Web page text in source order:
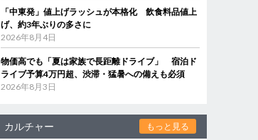
「中東発」値上げラッシュが本格化 飲食料品値上
げ、約3年ぶりの多さに
2026年8月4日
物価高でも「夏は家族で長距離ドライブ」 宿泊ド
ライブ予算4万円超、渋滞・猛暑への備えも必須
2026年8月3日
カルチャー もっと見る